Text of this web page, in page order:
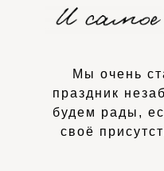
Мы очень
праздник
будем рады,
своё